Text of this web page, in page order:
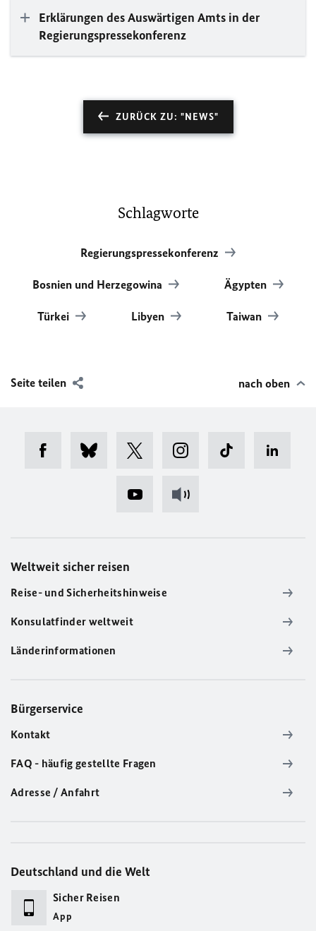
Erklärungen des Auswärtigen Amts in der
Regierungspressekonferenz
ZURÜCK ZU: "NEWS"
Schlagworte
Regierungspressekonferenz
Bosnien und Herzegowina Ägypten
Türkei Libyen Taiwan
Seite teilen nach oben
Weltweit sicher reisen
Reise- und Sicherheitshinweise
Konsulatfinder weltweit
Länderinformationen
Bürgerservice
Kontakt
FAQ - häufig gestellte Fragen
Adresse / Anfahrt
Deutschland und die Welt
Sicher Reisen
App